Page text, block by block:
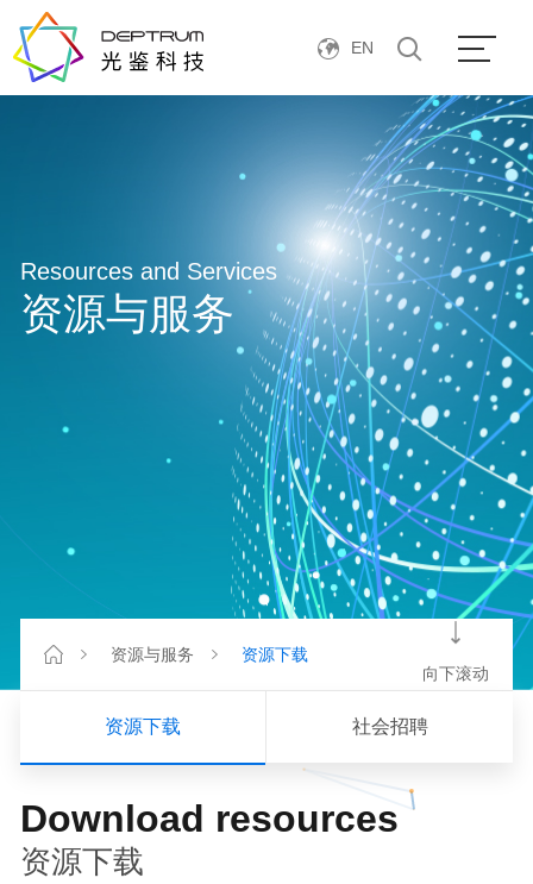
EN
Resources and Services
资源与服务
资源与服务 资源下载
资源下载 社会招聘
向下滚动
Download resources
资源下载